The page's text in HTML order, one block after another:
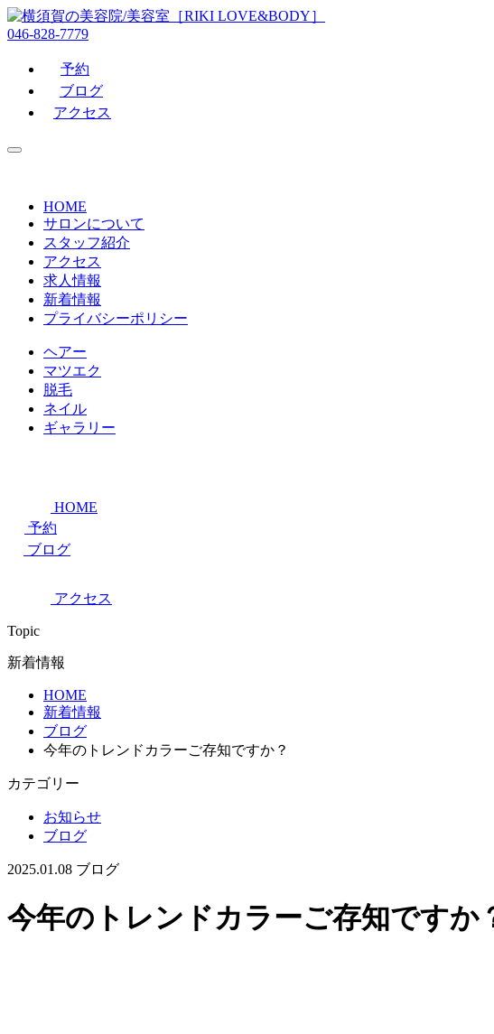
046-828-7779
予約
ブログ
アクセス
HOME
サロンについて
スタッフ紹介
アクセス
求人情報
新着情報
プライバシーポリシー
ヘアー
マツエク
脱毛
ネイル
ギャラリー
HOME
予約
ブログ
アクセス
Topic
新着情報
HOME
新着情報
ブログ
今年のトレンドカラーご存知ですか？
カテゴリー
お知らせ
ブログ
2025.01.08 ブログ
今年のトレンドカラーご存知ですか